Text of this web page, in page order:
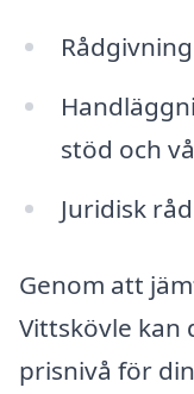
stöd och
Juridisk
Genom att
Vittskövle kan
prisnivå för